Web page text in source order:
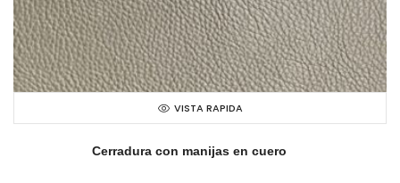
VISTA RAPIDA
Cerradura con manijas en cuero